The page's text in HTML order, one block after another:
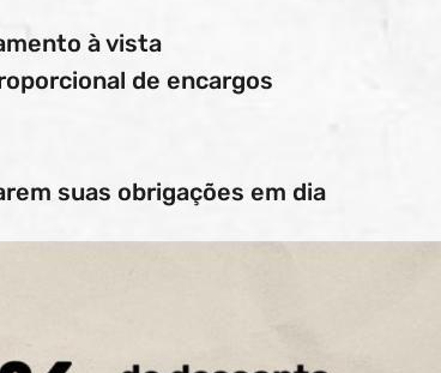
à vista
de encargos
suas obrigações em dia